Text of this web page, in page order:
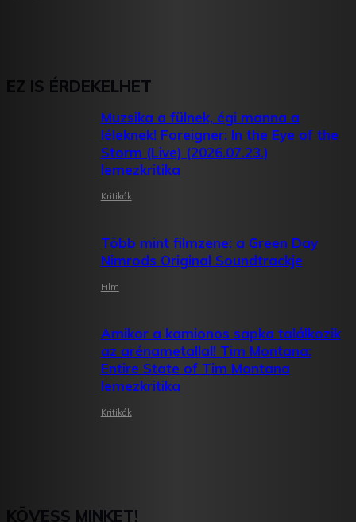
EZ IS ÉRDEKELHET
Muzsika a fülnek, égi manna a
léleknek! Foreigner: In the Eye of the
Storm (Live) (2026.07.23.)
lemezkritika
Kritikák
Több mint filmzene: a Green Day
Nimrods Original Soundtrackje
Film
Amikor a kamionos sapka találkozik
az arénametallal! Tim Montana:
Entire State of Tim Montana
lemezkritika
Kritikák
KÖVESS MINKET!